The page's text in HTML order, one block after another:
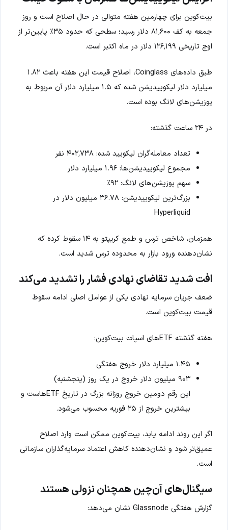
بیت‌کوین برای چهارمین هفته متوالی در حال اصلاح است و روز
جمعه به کف ۸۱٬۶۰۰ دلار رسید؛ سطحی که حدود ۳۵٪ پایین‌تر از
اوج تاریخی ۱۲۶٬۱۹۹ دلار در ماه اکتبر است.
طبق داده‌های Coinglass، اصلاح قیمت این هفته باعث ۱.۸۲
میلیارد دلار لیکوییدیشن شده که ۱.۵ میلیارد دلار آن مربوط به
پوزیشن‌های لانگ بوده است.
در ۲۴ ساعت گذشته:
تعداد معامله‌گران لیکویید شده: ۴۰۲٬۷۳۸ نفر
مجموع لیکوییدیشن‌ها: ۱.۹۶ میلیارد دلار
سهم پوزیشن‌های لانگ: ۹۲٪
بزرگ‌ترین لیکوییدیشن: ۳۶.۷۸ میلیون دلار در
Hyperliquid
همزمان، شاخص ترس و طمع کریپتو به ۱۴ سقوط کرده که
نشان‌دهنده ورود بازار به محدوده ترس شدید است.
افت شدید تقاضای نهادی فشار را تشدید می‌کند
ضعف جریان سرمایه نهادی یکی از عوامل اصلی ادامه سقوط
قیمت بیت‌کوین است.
هفته گذشته ETFهای اسپات بیت‌کوین:
۱.۴۵ میلیارد دلار خروج هفتگی
۹۰۳ میلیون دلار خروج در یک روز (پنجشنبه)
این رقم دومین خروج روزانه بزرگ در تاریخ ETFهاست و
بیشترین خروج از ۲۵ فوریه محسوب می‌شود.
اگر این روند ادامه یابد، بیت‌کوین ممکن است وارد اصلاح
عمیق‌تر شود و نشان‌دهنده کاهش اعتماد سرمایه‌گذاران سازمانی
است.
سیگنال‌های آن‌چین همچنان نزولی هستند
گزارش هفتگی Glassnode نشان می‌دهد: